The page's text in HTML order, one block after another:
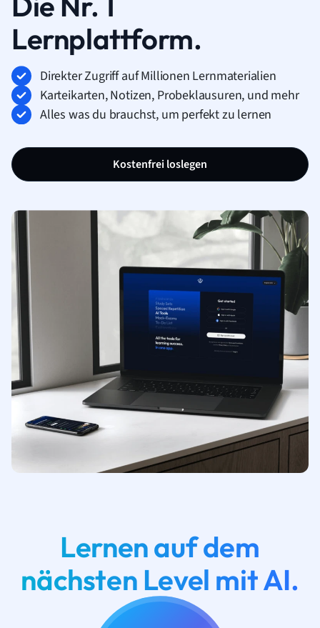
Lernplattform.
Direkter Zugriff auf Millionen Lernmaterialien
Karteikarten, Notizen, Probeklausuren, und mehr
Alles was du brauchst, um perfekt zu lernen
Kostenfrei loslegen
Lernen auf dem
nächsten Level mit AI.